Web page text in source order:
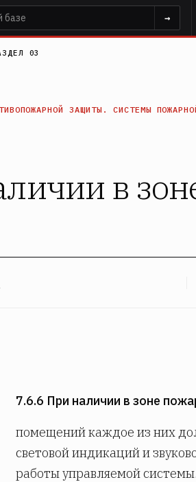
→
03
ЗАЩИТЫ. СИСТЕМЫ
в
7.6.6 При наличии в зоне
помещений каждое из них
световой индикаций и
работы управляемой системы.